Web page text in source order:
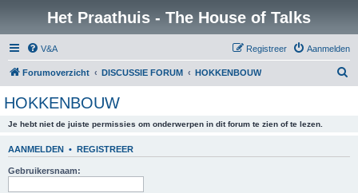
Het Praathuis - The House of Talks
V&A Aanmelden
Registreer
Forumoverzicht DISCUSSIE FORUM HOKKENBOUW
HOKKENBOUW
Je hebt niet de juiste permissies om onderwerpen in dit forum te zien of te lezen.
AANMELDEN • REGISTREER
Gebruikersnaam: